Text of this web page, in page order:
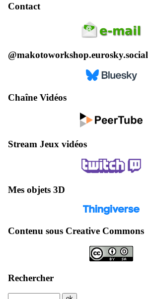
Contact
@makotoworkshop.eurosky.social
Chaîne Vidéos
Stream Jeux vidéos
Mes objets 3D
Contenu sous Creative Commons
Rechercher